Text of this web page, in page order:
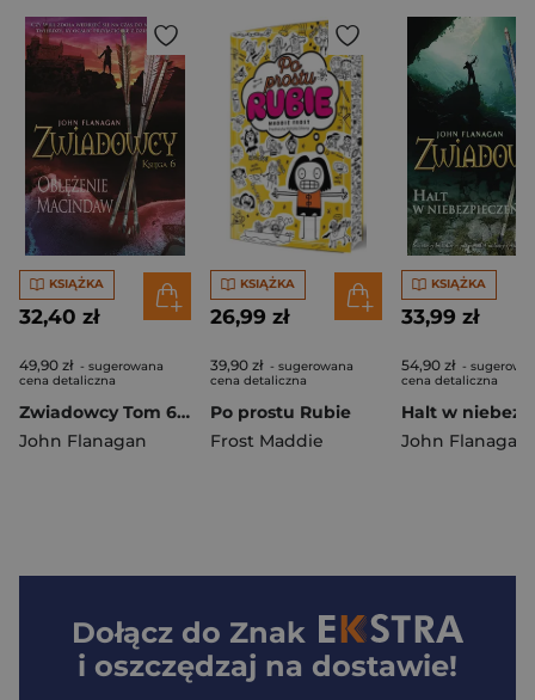
KSIĄŻKA
32,40 zł
49,90 zł - sugerowana
cena detaliczna
Zwiadowcy Tom 6. Oblężenie Macindaw.
John Flanagan
KSIĄŻKA
26,99 zł
39,90 zł - sugerowana
cena detaliczna
Po prostu Rubie
Frost Maddie
KSIĄŻKA
33,99 zł
54,90 zł -
cena detaliczna
John Flanagan
Dołącz do Znak
i oszczędzaj na dostawie!